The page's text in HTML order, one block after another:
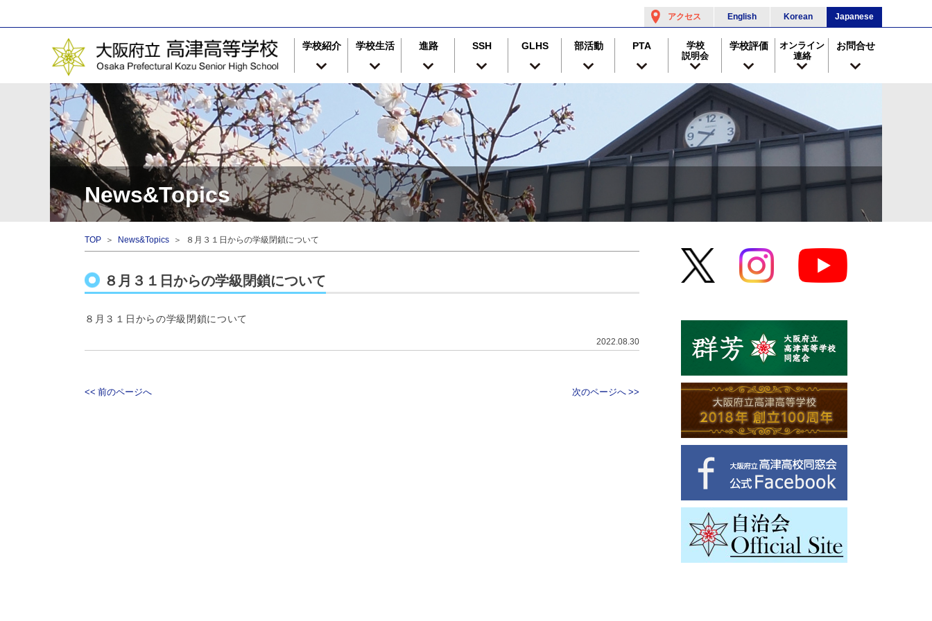
アクセス English Korean Japanese
学校紹介 学校生活 進路 SSH GLHS 部活動 PTA
学校
説明会
学校評価
オンライン
連絡
お問合せ
News&Topics
TOP ＞ News&Topics ＞ ８月３１日からの学級閉鎖について
８月３１日からの学級閉鎖について
８月３１日からの学級閉鎖について
2022.08.30
<< 前のページへ 次のページへ >>